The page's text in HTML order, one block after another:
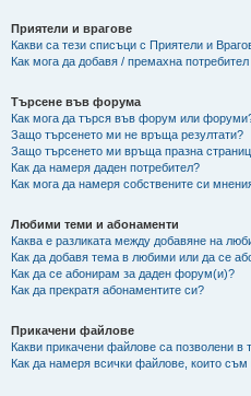
Приятели и врагове
Какви са тези списъци с Приятели и
Как мога да добавя / премахна
Търсене във форума
Как мога да търся във форум или
Защо търсенето ми не връща резултати?
Защо търсенето ми връща празна
Как да намеря даден потребител?
Как мога да намеря собствените си
Любими теми и абонаменти
Каква е разликата между добавяне на
Как да добавя тема в любими или да се
Как да се абонирам за даден форум(и)?
Как да прекратя абонаментите си?
Прикачени файлове
Какви прикачени файлове са позволени в
Как да намеря всички файлове, които съм